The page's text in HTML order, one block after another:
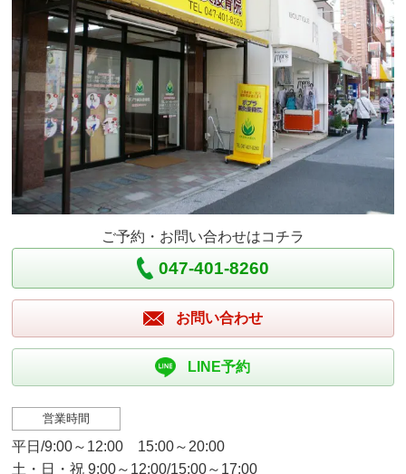
ご予約・お問い合わせはコチラ
047-401-8260
お問い合わせ
LINE予約
営業時間
平日/9:00～12:00 15:00～20:00
土・日・祝 9:00～12:00/15:00～17:00